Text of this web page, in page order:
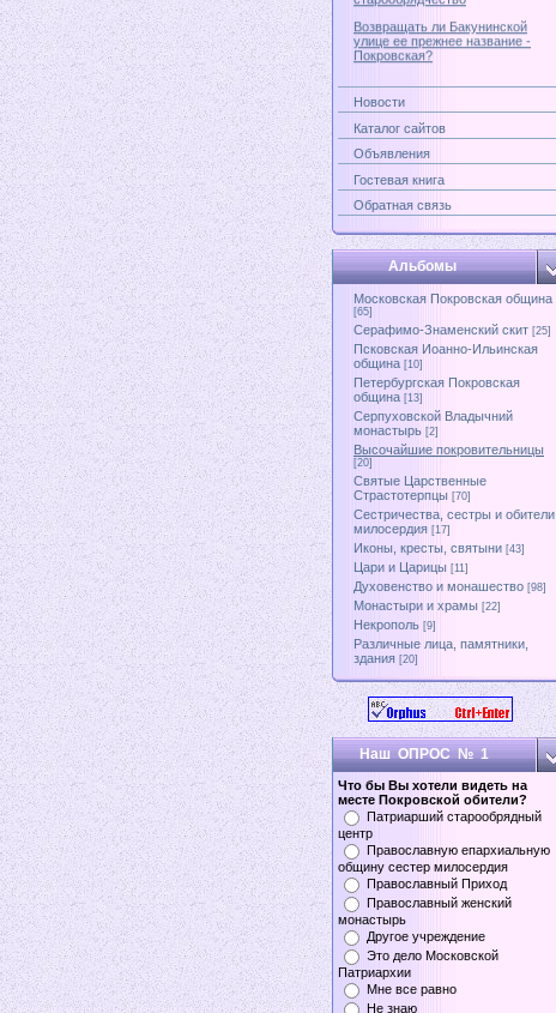
Возвращать ли Бакунинской
улице ее прежнее название -
Покровская?
Новости
Каталог сайтов
Объявления
Гостевая книга
Обратная связь
Альбомы
Московская Покровская община
[65]
Серафимо-Знаменский скит [25]
Псковская Иоанно-Ильинская
община [10]
Петербургская Покровская
община [13]
Серпуховской Владычний
монастырь [2]
Высочайшие покровительницы
[20]
Святые Царственные
Страстотерпцы [70]
Сестричества, сестры и обители
милосердия [17]
Иконы, кресты, святыни [43]
Цари и Царицы [11]
Духовенство и монашество [98]
Монастыри и храмы [22]
Некрополь [9]
Различные лица, памятники,
здания [20]
Наш ОПРОС № 1
Что бы Вы хотели видеть на
месте Покровской обители?
Патриарший старообрядный
центр
Православную епархиальную
общину сестер милосердия
Православный Приход
Православный женский
монастырь
Другое учреждение
Это дело Московской
Патриархии
Мне все равно
Не знаю